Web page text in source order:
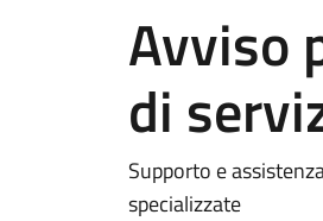
Avviso
di
Supporto e
specializzate